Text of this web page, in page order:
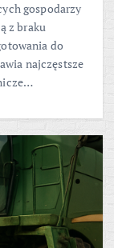
gospodarzy
z braku
do
najczęstsze